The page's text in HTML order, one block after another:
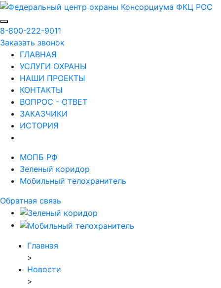
8-800-222-9011
Заказать звонок
ГЛАВНАЯ
УСЛУГИ ОХРАНЫ
НАШИ ПРОЕКТЫ
КОНТАКТЫ
ВОПРОС - ОТВЕТ
ЗАКАЗЧИКИ
ИСТОРИЯ
МОПБ РФ
Зеленый коридор
Мобильный телохранитель
Обратная связь
Главная
>
Новости
>